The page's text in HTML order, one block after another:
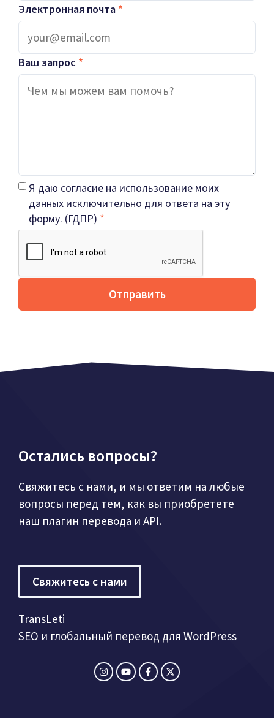
Электронная почта *
Ваш запрос *
Я даю согласие на использование моих
данных исключительно для ответа на эту
форму. (ГДПР) *
Отправить
Остались вопросы?
Свяжитесь с нами, и мы ответим на любые
вопросы перед тем, как вы приобретете
наш плагин перевода и API.
Свяжитесь с нами
TransLeti
SEO и глобальный перевод для WordPress